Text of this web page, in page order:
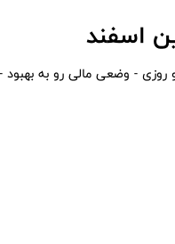
اسفند
روزی - وضعی مالی رو به